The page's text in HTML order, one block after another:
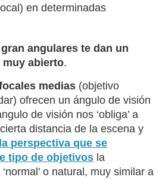
en determinadas
angulares te dan un
abierto.
medias (objetivo
ofrecen un ángulo de visión
de visión nos ‘obliga’ a
distancia de la escena y
la perspectiva que se
tipo de objetivos la
o natural, muy similar a